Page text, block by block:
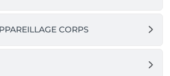
CORPS